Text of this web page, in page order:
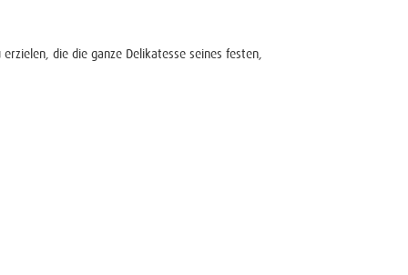
die die ganze Delikatesse seines festen,